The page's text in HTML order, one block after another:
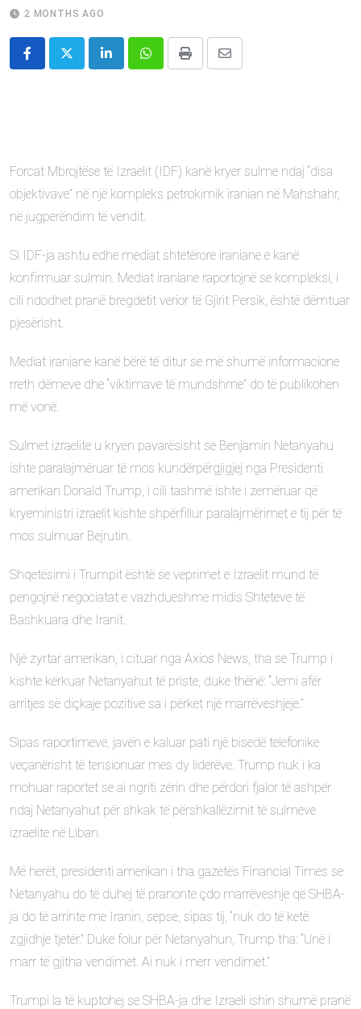
2 MONTHS AGO
LinkedInWhatsappPrint
Share
Forcat Mbrojtëse të Izraelit (IDF) kanë kryer sulme ndaj “disa
objektivave” në një kompleks petrokimik iranian në Mahshahr,
në jugperëndim të vendit.
Si IDF-ja ashtu edhe mediat shtetërore iraniane e kanë
konfirmuar sulmin. Mediat iraniane raportojnë se kompleksi, i
cili ndodhet pranë bregdetit verior të Gjirit Persik, është dëmtuar
pjesërisht.
Mediat iraniane kanë bërë të ditur se më shumë informacione
rreth dëmeve dhe “viktimave të mundshme” do të publikohen
më vonë.
Sulmet izraelite u kryen pavarësisht se Benjamin Netanyahu
ishte paralajmëruar të mos kundërpërgjigjej nga Presidenti
amerikan Donald Trump, i cili tashmë ishte i zemëruar që
kryeministri izraelit kishte shpërfillur paralajmërimet e tij për të
mos sulmuar Bejrutin.
Shqetësimi i Trumpit është se veprimet e Izraelit mund të
pengojnë negociatat e vazhdueshme midis Shteteve të
Bashkuara dhe Iranit.
Një zyrtar amerikan, i cituar nga Axios News, tha se Trump i
kishte kërkuar Netanyahut të priste, duke thënë: “Jemi afër
arritjes së diçkaje pozitive sa i përket një marrëveshjeje.”
Sipas raportimeve, javën e kaluar pati një bisedë telefonike
veçanërisht të tensionuar mes dy liderëve. Trump nuk i ka
mohuar raportet se ai ngriti zërin dhe përdori fjalor të ashpër
ndaj Netanyahut për shkak të përshkallëzimit të sulmeve
izraelite në Liban.
Më herët, presidenti amerikan i tha gazetës Financial Times se
Netanyahu do të duhej të pranonte çdo marrëveshje që SHBA-
ja do të arrinte me Iranin, sepse, sipas tij, “nuk do të ketë
zgjidhje tjetër.” Duke folur për Netanyahun, Trump tha: “Unë i
marr të gjitha vendimet. Ai nuk i merr vendimet.”
Trumpi la të kuptohej se SHBA-ja dhe Izraeli ishin shumë pranë